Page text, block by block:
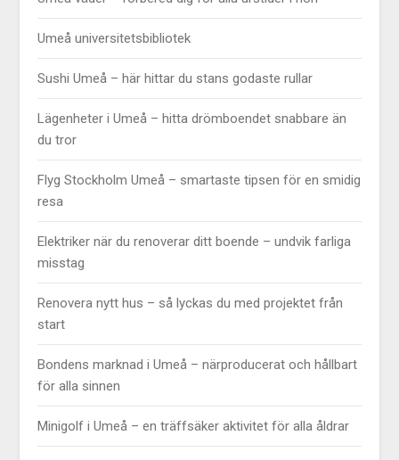
Umeå universitetsbibliotek
Sushi Umeå – här hittar du stans godaste rullar
Lägenheter i Umeå – hitta drömboendet snabbare än
du tror
Flyg Stockholm Umeå – smartaste tipsen för en smidig
resa
Elektriker när du renoverar ditt boende – undvik farliga
misstag
Renovera nytt hus – så lyckas du med projektet från
start
Bondens marknad i Umeå – närproducerat och hållbart
för alla sinnen
Minigolf i Umeå – en träffsäker aktivitet för alla åldrar